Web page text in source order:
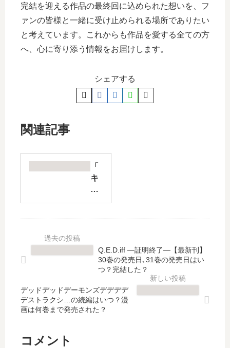
完結を迎える作品の最終回に込められた想いを、フ
ァンの皆様と一緒に受け止められる場所でありたい
と考えています。これからも作品を愛する全ての方
へ、心に寄り添う情報をお届けします。
シェアする
関連記事
「
キ
ン
は
完
結
た
？
最
Q.E.D.iff ―証明終了―【最新刊】
30巻の発売日､31巻の発売日はい
つ？完結した？
デッドデッドデーモンズデデデデ
デストラクシ…の続編はいつ？漫
画は何巻まで発売された？
コメント